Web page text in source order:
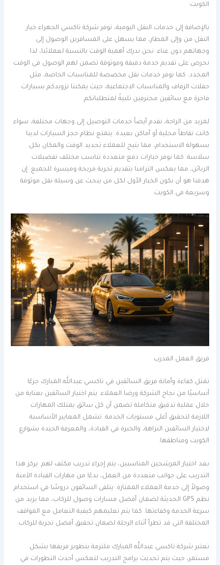
الكويت.
بالإضافة إلى خدمات النقل اليومية، توفر شركة تاكسي الجهراء خيار
النقل من وإلى المطار، مما يسهل على المسافرين الوصول إلى
وجهاتهم دون عناء. نحن ندرك أهمية الوقت بالنسبة لعملائنا، لذا
نحرص على تقديم خدمة دقيقة وموثوقة تضمن لهم الوصول في الوقت
المحدد. كما نوفر خدمات نقل مخصصة للمناسبات الخاصة، مثل
حفلات الزفاف والمناسبات الاجتماعية، حيث يمكننا تزويدكم بسيارات
فاخرة مع سائقين محترفين تلبيةً لمتطلباتكم.
لمزيد من الراحة، نقدم أيضاً خدمات التوصيل إلى وجهات مختلفة، سواء
كانت نقاطاً محلية أو أماكن بعيدة. يتمتع نظام حجز السيارات لدينا
بسهولة الاستخدام، مما يتيح للعملاء تحديد الوقت والمكان بكل
سلاسة. كما نوفر خيارات دفع متعددة تناسب مختلف تفضيلات
الزبائن، مما يعكس التزامنا بتقديم تجربة مريحة وميسرة للجميع. إن
هدفنا هو أن نكون الخيار الأول لكل من يبحث عن وسيلة نقل موثوقة
وسريعة في الكويت.
فريق العمل المدرب
تمثل كفاءة وأمانة فريق السائقين في تاكسي عبدالله المبارك جزءًا
أساسيًا من نجاح الشركة ورضا العملاء. يتم اختيار السائقين بعناية من
خلال عملية تدقيق متكاملة تضمن أن كل سائق يمتلك المهارات
اللازمة لتحقيق أعلى مستويات الخدمة. تشمل المعايير الأساسية
لاختيار السائقين النزاهة، والخبرة في القيادة، والمعرفة الجيدة بشوارع
الكويت ومناطقها.
بعد اختيار المرشحين المناسبين، يتم إجراء تدريب مكثف لهم. يركز هذا
التدريب على جوانب متعددة من العمل، بدءًا من مهارات القيادة الآمنة
وصولاً إلى خدمة العملاء الممتازة. يتلقى السائقون دروسًا في استخدام
نظم GPS الحديثة لضمان أفضل مسارات وصول للركاب، مما يزيد من
سرعة الخدمة وكفاءتها. كما يتم تعليمهم كيفية التعامل مع المواقف
المختلفة التي قد تطرأ أثناء الرحلة لضمان تحقيق أفضل تجربة للركاب.
تعتبر شركة تاكسي عبدالله المبارك ملتزمة بتطوير فريقها بشكل
مستمر، حيث يتم تحديث برامج التدريب لتعكس أحدث التطورات في